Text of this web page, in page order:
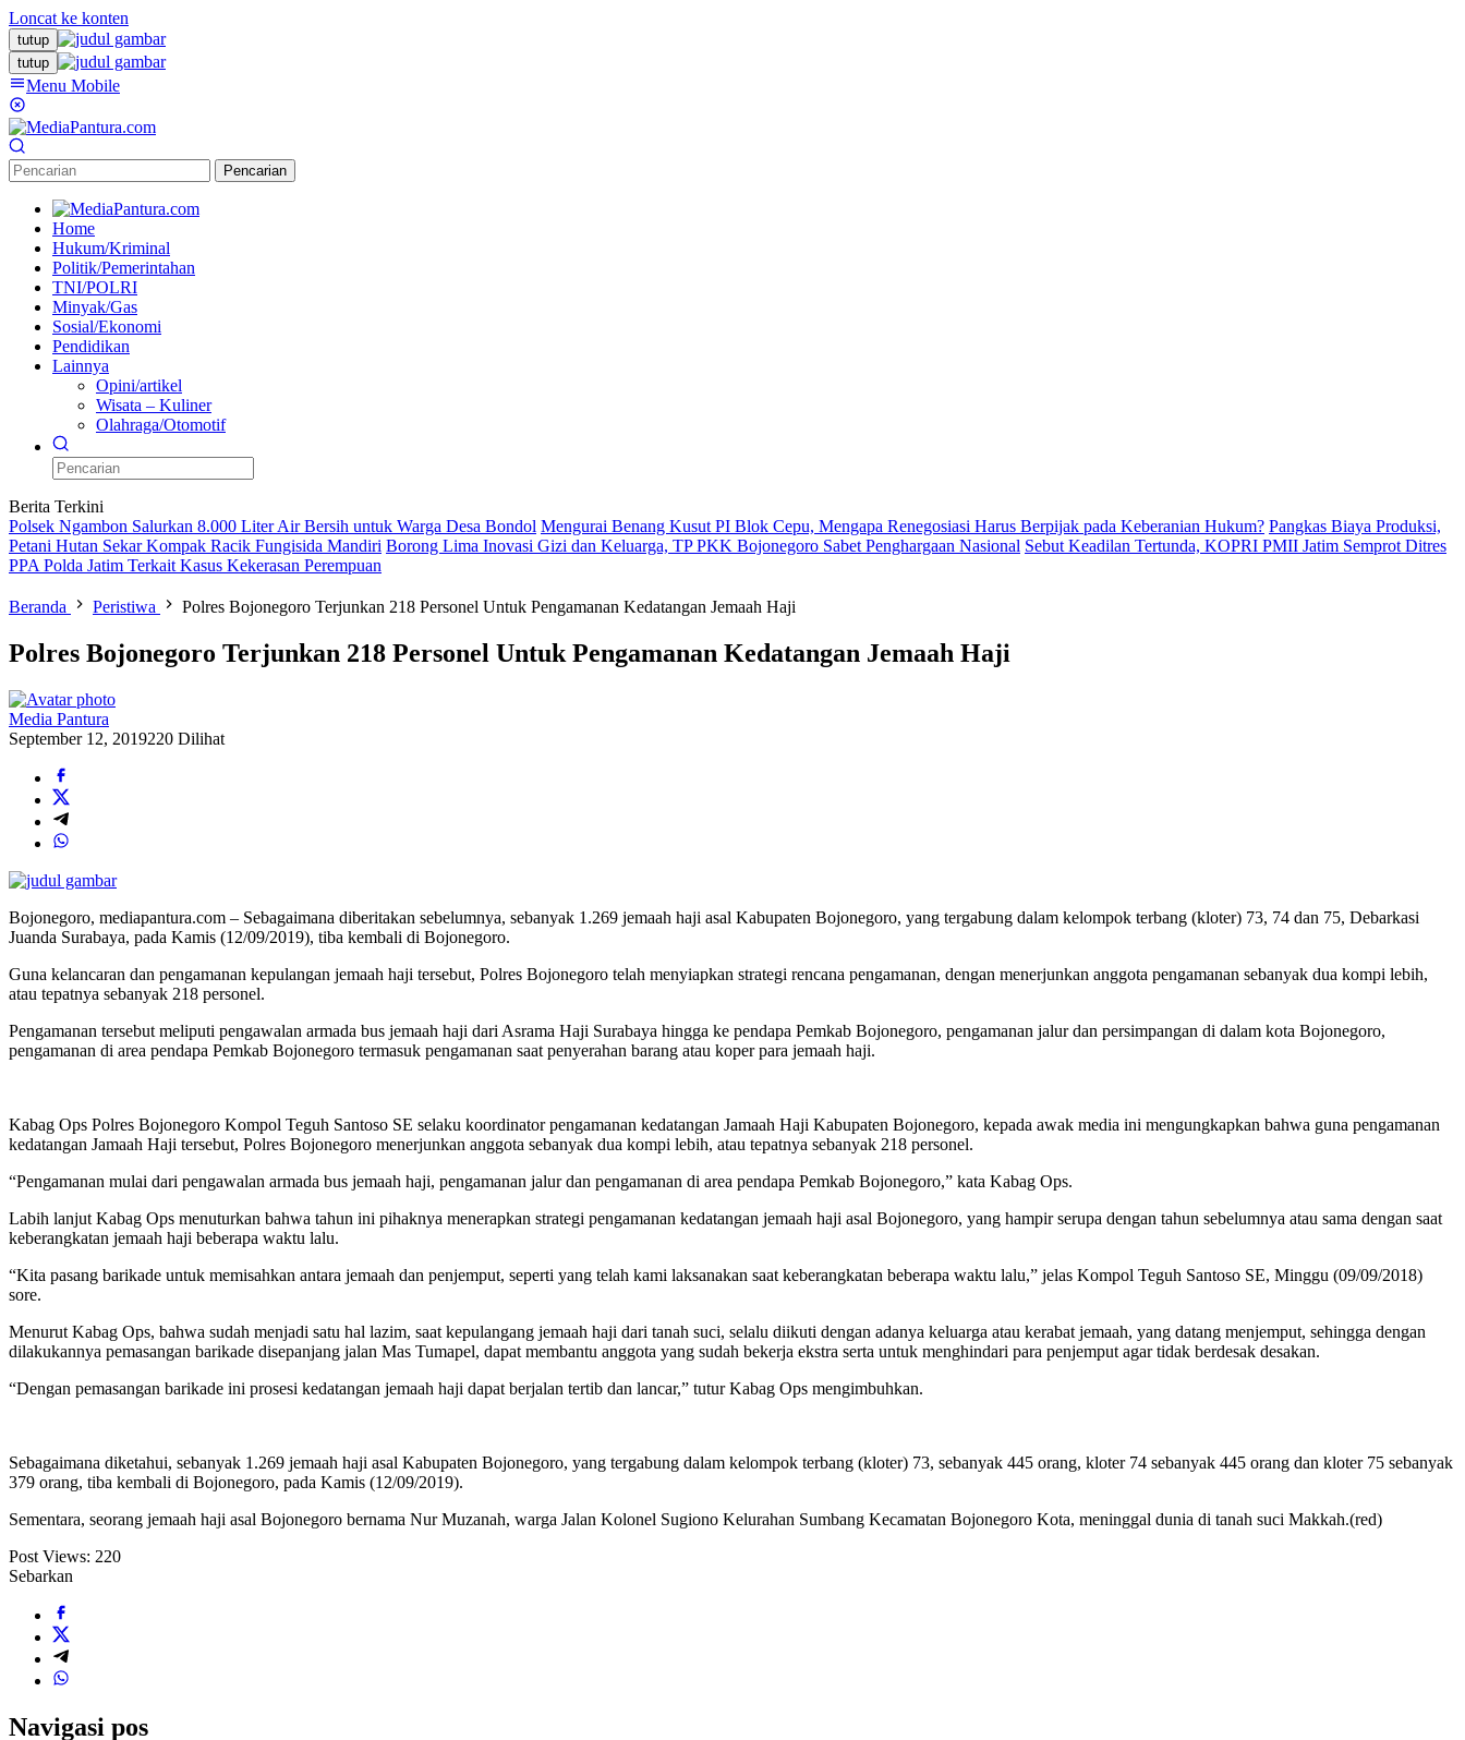
Loncat ke konten
tutup
tutup
Menu Mobile
Pencarian
Home
Hukum/Kriminal
Politik/Pemerintahan
TNI/POLRI
Minyak/Gas
Sosial/Ekonomi
Pendidikan
Lainnya
Opini/artikel
Wisata – Kuliner
Olahraga/Otomotif
Berita Terkini
Polsek Ngambon Salurkan 8.000 Liter Air Bersih untuk Warga Desa Bondol Mengurai Benang Kusut PI Blok Cepu, Mengapa Renegosiasi Harus Berpijak pada Keberanian Hukum? Pangkas Biaya Produksi,
Petani Hutan Sekar Kompak Racik Fungisida Mandiri Borong Lima Inovasi Gizi dan Keluarga, TP PKK Bojonegoro Sabet Penghargaan Nasional Sebut Keadilan Tertunda, KOPRI PMII Jatim Semprot Ditres
PPA Polda Jatim Terkait Kasus Kekerasan Perempuan
Beranda Peristiwa Polres Bojonegoro Terjunkan 218 Personel Untuk Pengamanan Kedatangan Jemaah Haji
Polres Bojonegoro Terjunkan 218 Personel Untuk Pengamanan Kedatangan Jemaah Haji
Media Pantura
September 12, 2019220 Dilihat
Bojonegoro, mediapantura.com – Sebagaimana diberitakan sebelumnya, sebanyak 1.269 jemaah haji asal Kabupaten Bojonegoro, yang tergabung dalam kelompok terbang (kloter) 73, 74 dan 75, Debarkasi
Juanda Surabaya, pada Kamis (12/09/2019), tiba kembali di Bojonegoro.
Guna kelancaran dan pengamanan kepulangan jemaah haji tersebut, Polres Bojonegoro telah menyiapkan strategi rencana pengamanan, dengan menerjunkan anggota pengamanan sebanyak dua kompi lebih,
atau tepatnya sebanyak 218 personel.
Pengamanan tersebut meliputi pengawalan armada bus jemaah haji dari Asrama Haji Surabaya hingga ke pendapa Pemkab Bojonegoro, pengamanan jalur dan persimpangan di dalam kota Bojonegoro,
pengamanan di area pendapa Pemkab Bojonegoro termasuk pengamanan saat penyerahan barang atau koper para jemaah haji.
Kabag Ops Polres Bojonegoro Kompol Teguh Santoso SE selaku koordinator pengamanan kedatangan Jamaah Haji Kabupaten Bojonegoro, kepada awak media ini mengungkapkan bahwa guna pengamanan
kedatangan Jamaah Haji tersebut, Polres Bojonegoro menerjunkan anggota sebanyak dua kompi lebih, atau tepatnya sebanyak 218 personel.
“Pengamanan mulai dari pengawalan armada bus jemaah haji, pengamanan jalur dan pengamanan di area pendapa Pemkab Bojonegoro,” kata Kabag Ops.
Labih lanjut Kabag Ops menuturkan bahwa tahun ini pihaknya menerapkan strategi pengamanan kedatangan jemaah haji asal Bojonegoro, yang hampir serupa dengan tahun sebelumnya atau sama dengan saat
keberangkatan jemaah haji beberapa waktu lalu.
“Kita pasang barikade untuk memisahkan antara jemaah dan penjemput, seperti yang telah kami laksanakan saat keberangkatan beberapa waktu lalu,” jelas Kompol Teguh Santoso SE, Minggu (09/09/2018)
sore.
Menurut Kabag Ops, bahwa sudah menjadi satu hal lazim, saat kepulangang jemaah haji dari tanah suci, selalu diikuti dengan adanya keluarga atau kerabat jemaah, yang datang menjemput, sehingga dengan
dilakukannya pemasangan barikade disepanjang jalan Mas Tumapel, dapat membantu anggota yang sudah bekerja ekstra serta untuk menghindari para penjemput agar tidak berdesak desakan.
“Dengan pemasangan barikade ini prosesi kedatangan jemaah haji dapat berjalan tertib dan lancar,” tutur Kabag Ops mengimbuhkan.
Sebagaimana diketahui, sebanyak 1.269 jemaah haji asal Kabupaten Bojonegoro, yang tergabung dalam kelompok terbang (kloter) 73, sebanyak 445 orang, kloter 74 sebanyak 445 orang dan kloter 75 sebanyak
379 orang, tiba kembali di Bojonegoro, pada Kamis (12/09/2019).
Sementara, seorang jemaah haji asal Bojonegoro bernama Nur Muzanah, warga Jalan Kolonel Sugiono Kelurahan Sumbang Kecamatan Bojonegoro Kota, meninggal dunia di tanah suci Makkah.(red)
Post Views: 220
Sebarkan
Navigasi pos